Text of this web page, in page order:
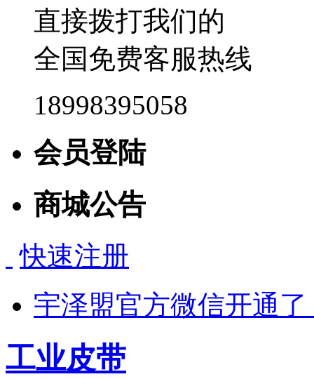
直接拨打我们的
全国免费客服热线
18998395058
会员登陆
商城公告
快速注册
宇泽盟官方微信开通
工业皮带